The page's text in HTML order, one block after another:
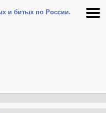
и битых по России.